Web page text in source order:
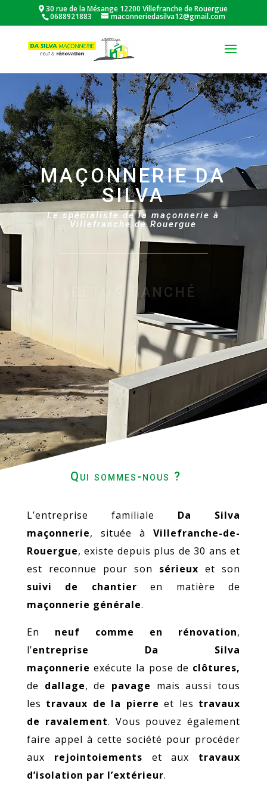
30 rue de la Mésange 12200 Villefranche de Rouergue
0688921883 maconneriedasilva12@gmail.com
MAÇONNERIE DA
SILVA
Le spécialiste de la maçonnerie à
Villefranche de Rouergue
RAVALEMENT
Qui sommes-nous ?
L’entreprise familiale Da Silva
maçonnerie, située àVillefranche-de-
Rouergue, existe depuis plus de 30 ans et
est reconnue pour son sérieux et son
suivi de chantier en matière de
maçonnerie générale.
En neuf comme en rénovation,
l’entreprise Da Silva
maçonnerie exécute la pose de clôtures,
de dallage, de pavage mais aussi tous
les travaux de la pierre et les travaux
de ravalement. Vous pouvez également
faire appel à cette société pour procéder
aux rejointoiements et aux travaux
d’isolation par l’extérieur.